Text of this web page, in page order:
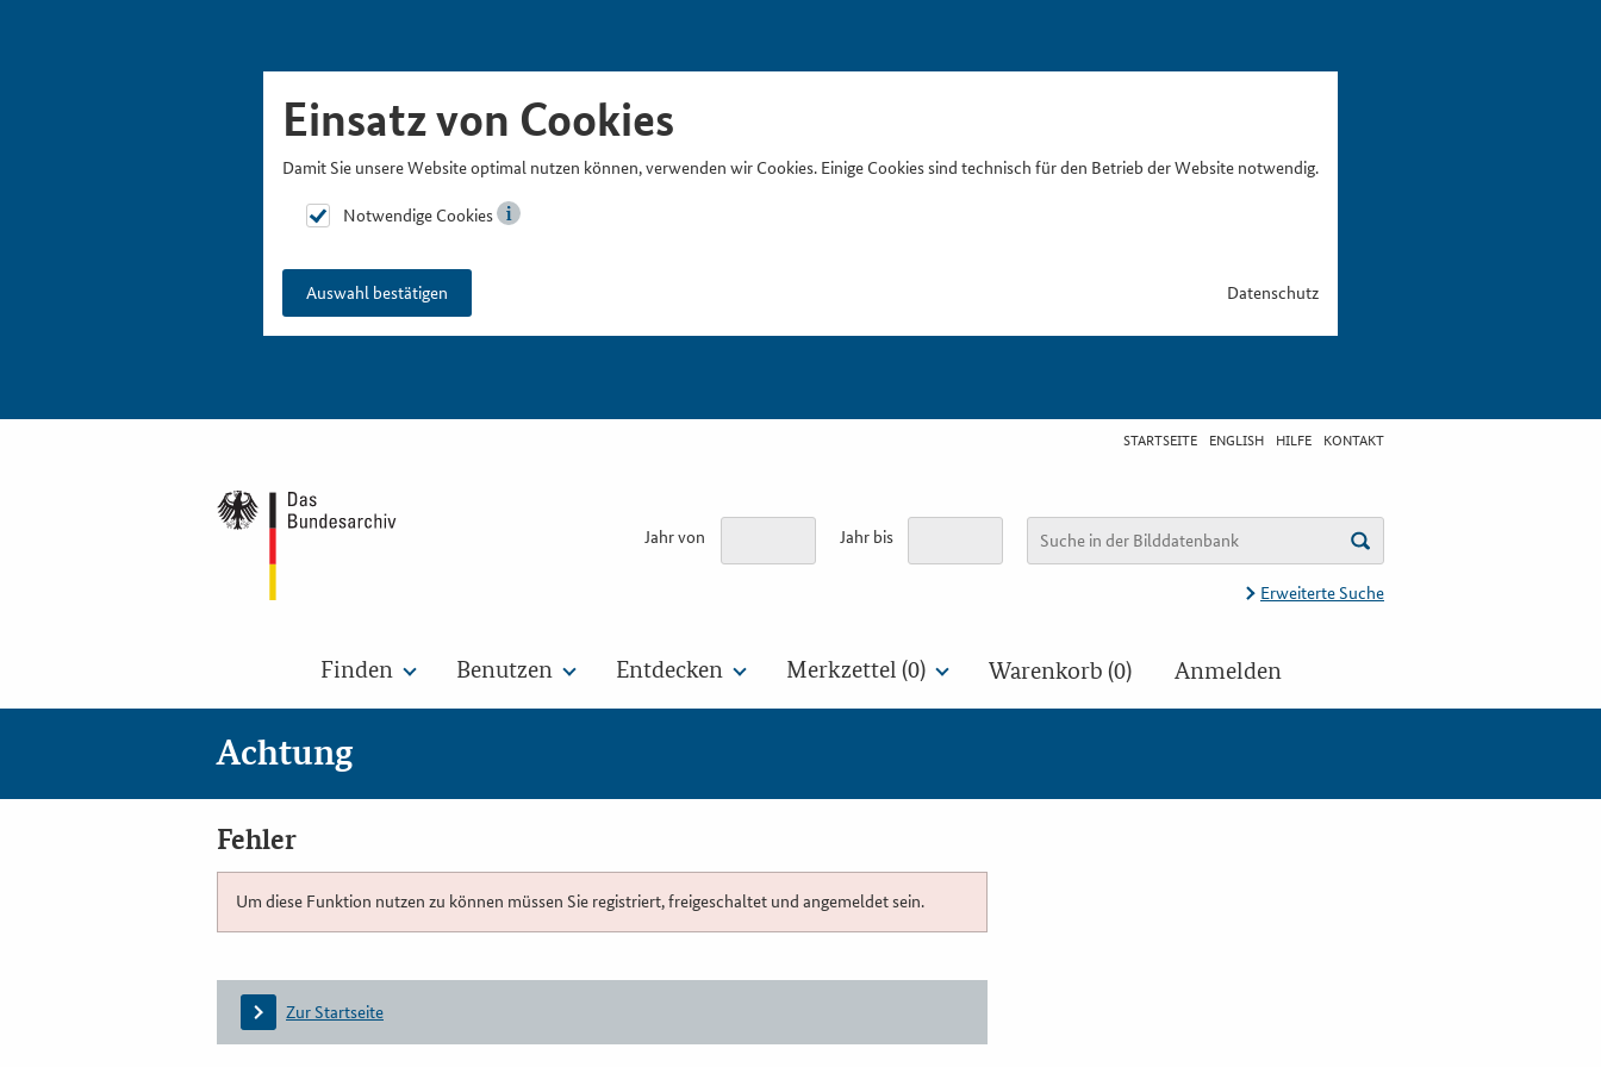
Einsatz von Cookies
Damit Sie unsere Website optimal nutzen können, verwenden wir Cookies. Einige Cookies sind technisch für den Betrieb der Website notwendig.
Notwendige Cookies
Auswahl bestätigen Datenschutz
STARTSEITE ENGLISH HILFE KONTAKT
Jahr von Jahr bis
Erweiterte Suche
Finden Benutzen Entdecken Merkzettel (0) Warenkorb (0) Anmelden
Achtung
Fehler
Um diese Funktion nutzen zu können müssen Sie registriert, freigeschaltet und angemeldet sein.
Zur Startseite